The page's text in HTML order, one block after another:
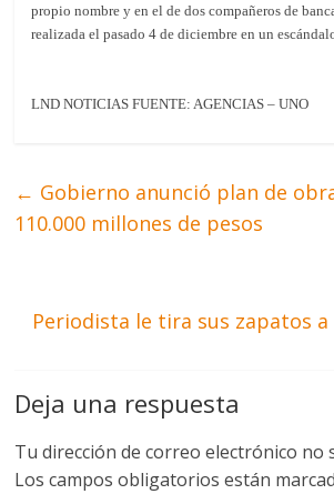
propio nombre y en el de dos compañeros de
realizada el pasado 4 de diciembre en un
LND NOTICIAS FUENTE: AGENCIAS – UNO
← Gobierno anunció plan de
110.000 millones de pesos
Periodista le tira sus zapatos a
Deja una respuesta
Tu dirección de correo electrónico no
Los campos obligatorios están